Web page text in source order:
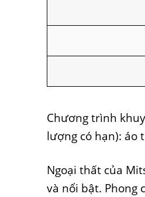
Chương trình
lượng có hạn): áo
Ngoại thất của
và nổi bật. Phong